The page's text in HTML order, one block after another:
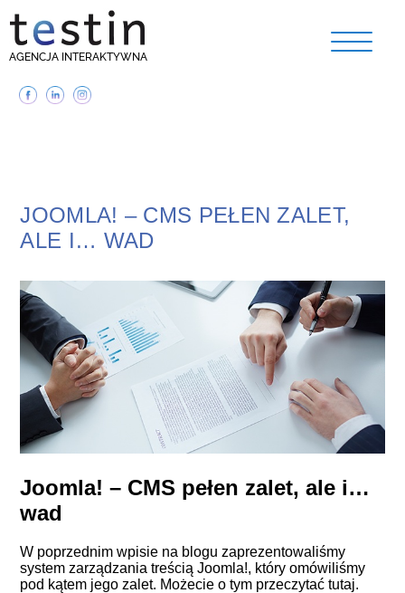
AGENCJA INTERAKTYWNA
JOOMLA! – CMS PEŁEN ZALET,
ALE I… WAD
Joomla! – CMS pełen zalet, ale i…
wad
W poprzednim wpisie na blogu zaprezentowaliśmy
system zarządzania treścią Joomla!, który omówiliśmy
pod kątem jego zalet. Możecie o tym przeczytaćtutaj.